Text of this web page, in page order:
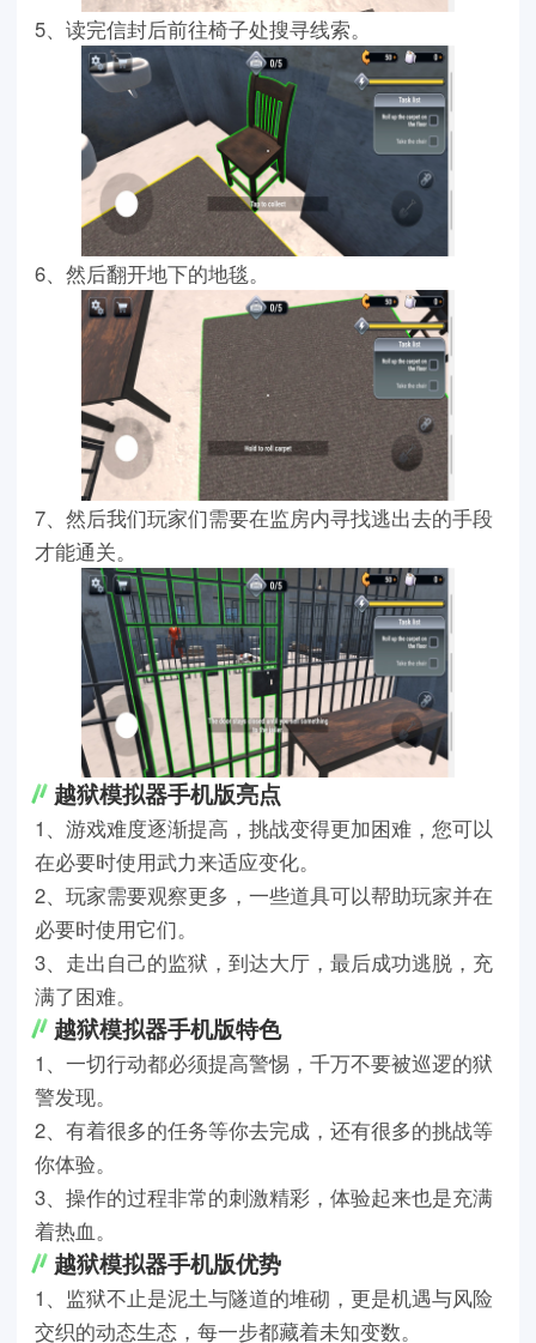
5、读完信封后前往椅子处搜寻线索。
6、然后翻开地下的地毯。
7、然后我们玩家们需要在监房内寻找逃出去的手段
才能通关。
越狱模拟器手机版亮点
1、游戏难度逐渐提高，挑战变得更加困难，您可以
在必要时使用武力来适应变化。
2、玩家需要观察更多，一些道具可以帮助玩家并在
必要时使用它们。
3、走出自己的监狱，到达大厅，最后成功逃脱，充
满了困难。
越狱模拟器手机版特色
1、一切行动都必须提高警惕，千万不要被巡逻的狱
警发现。
2、有着很多的任务等你去完成，还有很多的挑战等
你体验。
3、操作的过程非常的刺激精彩，体验起来也是充满
着热血。
越狱模拟器手机版优势
1、监狱不止是泥土与隧道的堆砌，更是机遇与风险
交织的动态生态，每一步都藏着未知变数。